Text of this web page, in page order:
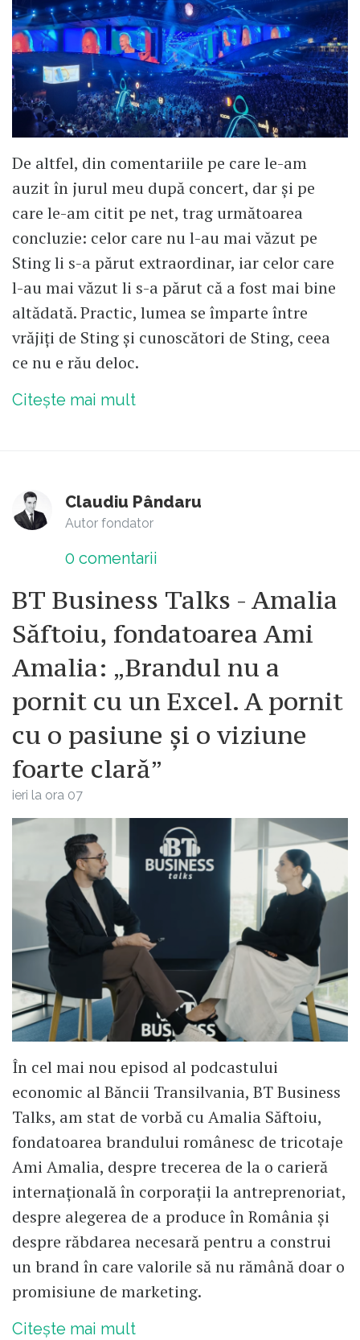
De altfel, din comentariile pe care le-am
auzit în jurul meu după concert, dar și pe
care le-am citit pe net, trag următoarea
concluzie: celor care nu l-au mai văzut pe
Sting li s-a părut extraordinar, iar celor care
l-au mai văzut li s-a părut că a fost mai bine
altădată. Practic, lumea se împarte între
vrăjiți de Sting și cunoscători de Sting, ceea
ce nu e rău deloc.
Citește mai mult
Claudiu Pândaru
Autor fondator
0 comentarii
BT Business Talks - Amalia
Săftoiu, fondatoarea Ami
Amalia: „Brandul nu a
pornit cu un Excel. A pornit
cu o pasiune și o viziune
foarte clară”
ieri la ora 07
În cel mai nou episod al podcastului
economic al Băncii Transilvania, BT Business
Talks, am stat de vorbă cu Amalia Săftoiu,
fondatoarea brandului românesc de tricotaje
Ami Amalia, despre trecerea de la o carieră
internațională în corporații la antreprenoriat,
despre alegerea de a produce în România și
despre răbdarea necesară pentru a construi
un brand în care valorile să nu rămână doar o
promisiune de marketing.
Citește mai mult